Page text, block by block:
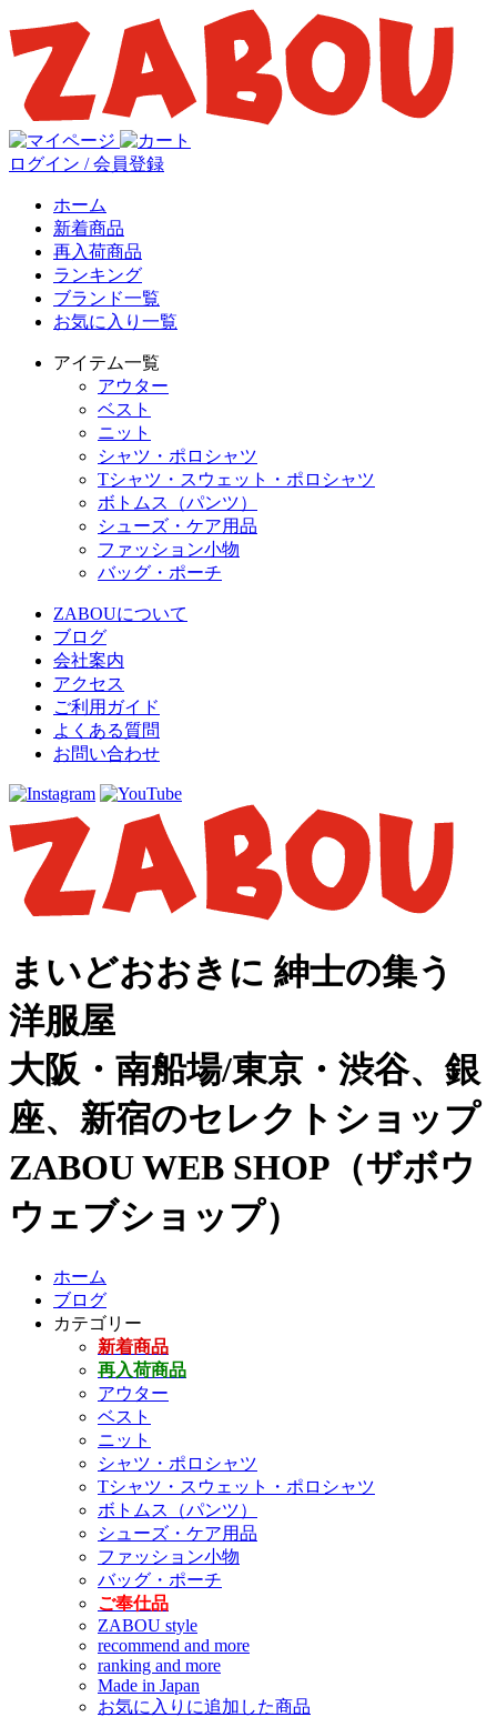
ログイン / 会員登録
ホーム
新着商品
再入荷商品
ランキング
ブランド一覧
お気に入り一覧
アイテム一覧
アウター
ベスト
ニット
シャツ・ポロシャツ
Tシャツ・スウェット・ポロシャツ
ボトムス（パンツ）
シューズ・ケア用品
ファッション小物
バッグ・ポーチ
ZABOUについて
ブログ
会社案内
アクセス
ご利用ガイド
よくある質問
お問い合わせ
まいどおおきに 紳士の集う
洋服屋
大阪・南船場/東京・渋谷、銀
座、新宿のセレクトショップ
ZABOU WEB SHOP（ザボウ
ウェブショップ）
ホーム
ブログ
カテゴリー
新着商品
再入荷商品
アウター
ベスト
ニット
シャツ・ポロシャツ
Tシャツ・スウェット・ポロシャツ
ボトムス（パンツ）
シューズ・ケア用品
ファッション小物
バッグ・ポーチ
ご奉仕品
ZABOU style
recommend and more
ranking and more
Made in Japan
お気に入りに追加した商品